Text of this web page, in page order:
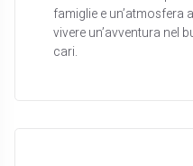
famiglie e un’atmosfera
vivere un’avventura nel
cari.